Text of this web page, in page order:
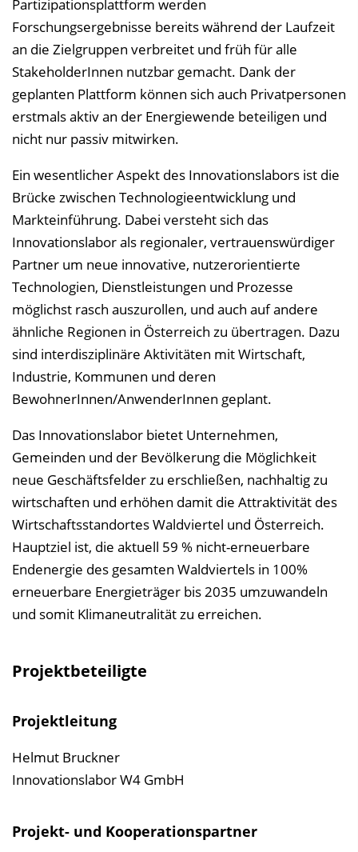
Partizipationsplattform werden
Forschungsergebnisse bereits während der Laufzeit
an die Zielgruppen verbreitet und früh für alle
StakeholderInnen nutzbar gemacht. Dank der
geplanten Plattform können sich auch Privatpersonen
erstmals aktiv an der Energiewende beteiligen und
nicht nur passiv mitwirken.
Ein wesentlicher Aspekt des Innovationslabors ist die
Brücke zwischen Technologieentwicklung und
Markteinführung. Dabei versteht sich das
Innovationslabor als regionaler, vertrauenswürdiger
Partner um neue innovative, nutzerorientierte
Technologien, Dienstleistungen und Prozesse
möglichst rasch auszurollen, und auch auf andere
ähnliche Regionen in Österreich zu übertragen. Dazu
sind interdisziplinäre Aktivitäten mit Wirtschaft,
Industrie, Kommunen und deren
BewohnerInnen/AnwenderInnen geplant.
Das Innovationslabor bietet Unternehmen,
Gemeinden und der Bevölkerung die Möglichkeit
neue Geschäftsfelder zu erschließen, nachhaltig zu
wirtschaften und erhöhen damit die Attraktivität des
Wirtschaftsstandortes Waldviertel und Österreich.
Hauptziel ist, die aktuell 59 % nicht-erneuerbare
Endenergie des gesamten Waldviertels in 100%
erneuerbare Energieträger bis 2035 umzuwandeln
und somit Klimaneutralität zu erreichen.
Projektbeteiligte
Projektleitung
Helmut Bruckner
Innovationslabor W4 GmbH
Projekt- und Kooperationspartner